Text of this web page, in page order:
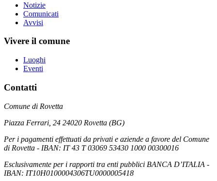
Notizie
Comunicati
Avvisi
Vivere il comune
Luoghi
Eventi
Contatti
Comune di Rovetta
Piazza Ferrari, 24 24020 Rovetta (BG)
Per i pagamenti effettuati da privati e aziende a favore del Comune
di Rovetta - IBAN: IT 43 T 03069 53430 1000 00300016
Esclusivamente per i rapporti tra enti pubblici BANCA D’ITALIA -
IBAN: IT10H0100004306TU0000005418